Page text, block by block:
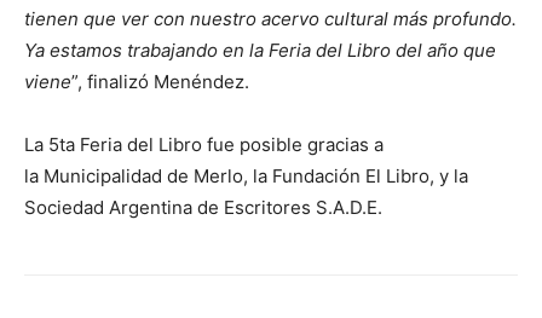
tienen que ver con nuestro acervo cultural más profundo.
Ya estamos trabajando en la Feria del Libro del año que
viene”, finalizó Menéndez.
La 5ta Feria del Libro fue posible gracias a
la Municipalidad de Merlo, la Fundación El Libro, y la
Sociedad Argentina de Escritores S.A.D.E.